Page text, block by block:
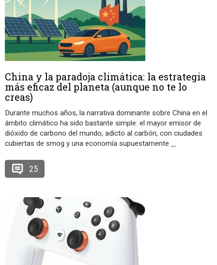
China y la paradoja climática: la estrategia
más eficaz del planeta (aunque no te lo
creas)
Durante muchos años, la narrativa dominante sobre China en el
ámbito climático ha sido bastante simple: el mayor emisor de
dióxido de carbono del mundo, adicto al carbón, con ciudades
cubiertas de smog y una economía supuestamente …
25